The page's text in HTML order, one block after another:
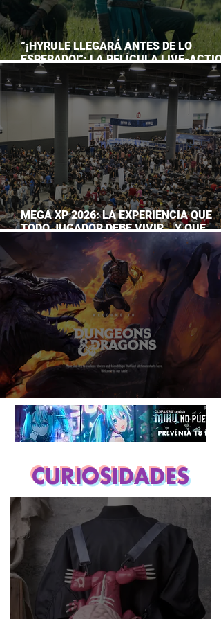
“¡HYRULE LLEGARÁ ANTES DE LO
ESPERADO!”: LA PELÍCULA LIVE-
DE THE LEGEND OF ZELDA ADELANTA
ESTRENO
MEGA XP 2026: LA EXPERIENCIA QUE
TODO JUGADOR DEBE VIVIR… Y QUE
AHORA PUEDES DISFRUTAR A TU RITMO
DUNGEONS & DRAGONS ¿TE ATREVES?
CURIOSIDADES